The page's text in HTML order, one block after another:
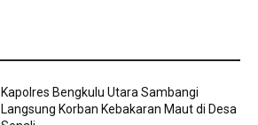
Kapolres Bengkulu Utara Sambangi
Langsung Korban Kebakaran Maut di Desa